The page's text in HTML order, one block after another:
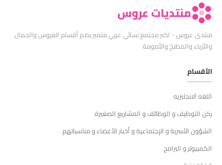
منتديات عروس
منتدى عروس - اكبر مجتمع نسائي عربي متميز يضم أقسام العروس والجمال
والأزياء والمطبخ والأمومة
الأقسام
اللغه الانجليزيه
ركن التوظيف و الوظائف و المشاريع الصغيرة
الشؤون الأسرية و الإجتماعية و أخبار الأعضاء و مناسباتهم
الكمبيوتر و البرامج